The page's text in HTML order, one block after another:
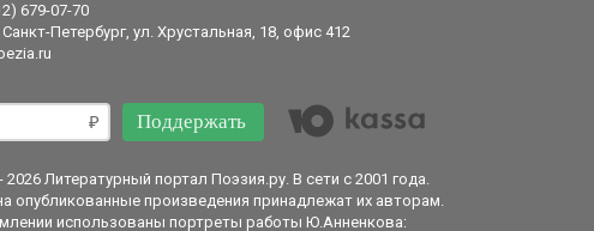
679-07-70
Санкт-Петербург, ул. Хрустальная, 18, офис 412
Поддержать
2026 Литературный портал Поэзия.ру. В сети с 2001 года.
опубликованные произведения принадлежат их авторам.
использованы портреты работы Ю.Анненкова: